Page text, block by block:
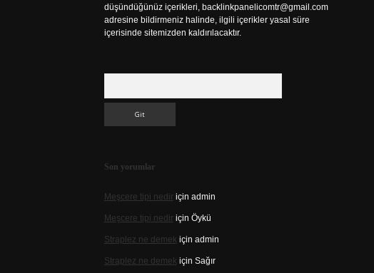
düşündüğünüz içerikleri, backlinkpanelicomtr@gmail.com
adresine bildirmeniz halinde, ilgili içerikler yasal süre
içerisinde sitemizden kaldırılacaktır.
Son yorumlar
Meşcere tipi nediriçin admin
Meşcere tipi nediriçin Öykü
Straplez ne demek için admin
Straplez ne demek için Sağır